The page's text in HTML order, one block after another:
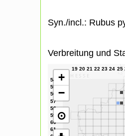
Syn./incl.: Rubus
Verbreitung und
+
−
⊙